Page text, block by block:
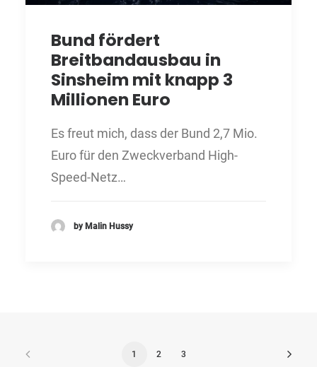
Bund fördert
Breitbandausbau in
Sinsheim mit knapp 3
Millionen Euro
Es freut mich, dass der Bund 2,7 Mio.
Euro für den Zweckverband High-
Speed-Netz…
by Malin Hussy
1 2 3